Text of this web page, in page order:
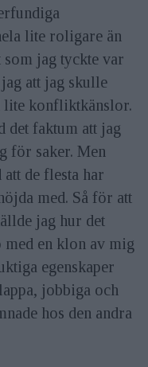
lite roligare än
jag tyckte var
att jag skulle
lite konfliktkänslor.
det faktum att jag
för saker. Men
de flesta har
med. Så för att
jag hur det
med en klon av mig
egenskaper
jobbiga och
hos den andra